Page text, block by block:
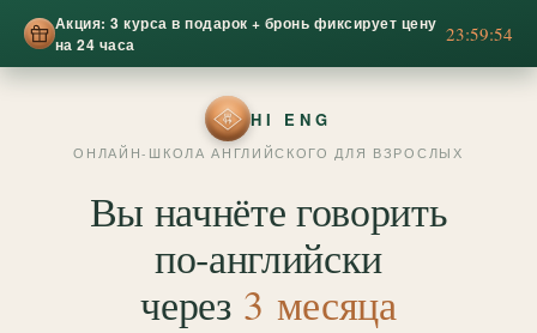
Акция: 3 курса в подарок + бронь фиксирует цену
на 24 часа
23:59:51
HI ENG
ОНЛАЙН-ШКОЛА АНГЛИЙСКОГО ДЛЯ ВЗРОСЛЫХ
Вы начнёте говорить
по‑английски
через 3 месяца